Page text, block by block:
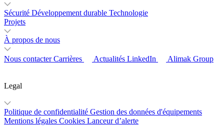
Sécurité Développement durable Technologie
Projets
À propos de nous
Nous contacter Carrières Actualités LinkedIn Alimak Group
Legal
Politique de confidentialité Gestion des données d'équipements
Mentions légales Cookies Lanceur d’alerte